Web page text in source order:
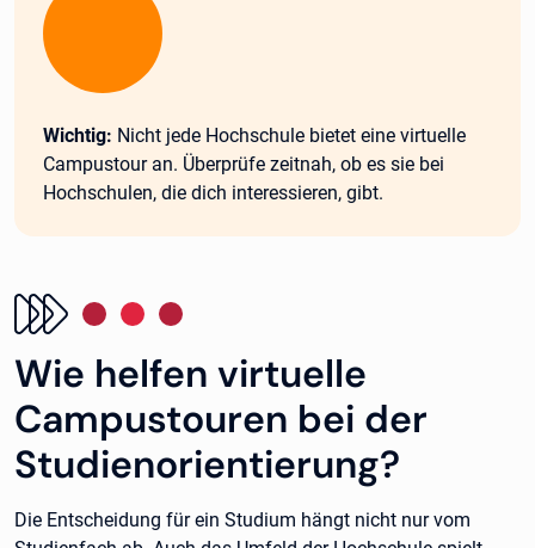
Wichtig:
Wichtig: Nicht jede Hochschule bietet eine virtuelle
Campustour an. Überprüfe zeitnah, ob es sie bei
Hochschulen, die dich interessieren, gibt.
Wie helfen virtuelle
Campustouren bei der
Studienorientierung?
Die Entscheidung für ein Studium hängt nicht nur vom